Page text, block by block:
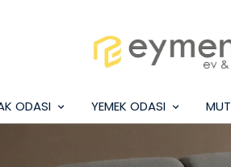
ODASI YEMEK ODASI